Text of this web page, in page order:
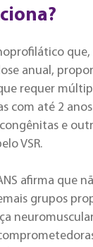
que,
anual,
requer
com até 2
e
VSR.
afirma que
grupos